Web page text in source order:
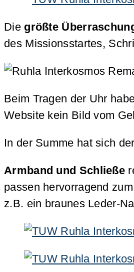
Die größte
des Missionsstartes,
Beim Tragen der Uhr
Website kein Bild vom
In der Summe hat sich
Armband und Schließe
passen hervorragend
z.B. ein braunes Leder-